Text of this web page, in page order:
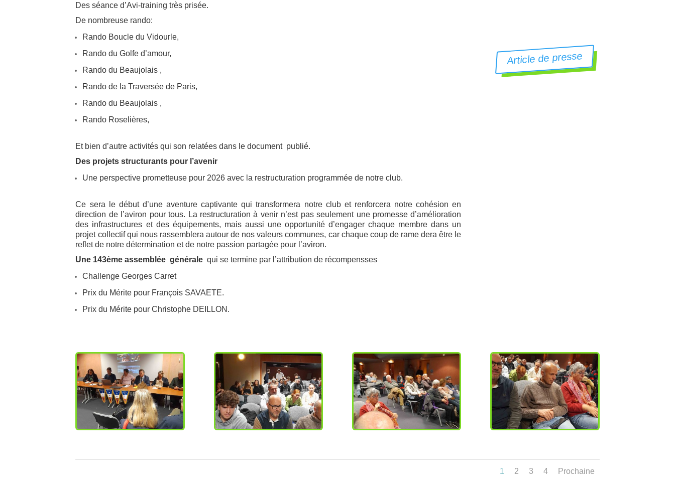
Des séance d’Avi-training très prisée.
De nombreuse rando:
Rando Boucle du Vidourle,
Rando du Golfe d’amour,
Rando du Beaujolais ,
Rando de la Traversée de Paris,
Rando du Beaujolais ,
Rando Roselières,
Et bien d’autre activités qui son relatées dans le document publié.
Des projets structurants pour l’avenir
Une perspective prometteuse pour 2026 avec la restructuration programmée de notre club.
Ce sera le début d’une aventure captivante qui transformera notre club et renforcera notre cohésion en
direction de l’aviron pour tous. La restructuration à venir n’est pas seulement une promesse d’amélioration
des infrastructures et des équipements, mais aussi une opportunité d’engager chaque membre dans un
projet collectif qui nous rassemblera autour de nos valeurs communes, car chaque coup de rame dera être le
reflet de notre détermination et de notre passion partagée pour l’aviron.
Une 143ème assemblée générale qui se termine par l’attribution de récompensses
Challenge Georges Carret
Prix du Mérite pour François SAVAETE.
Prix du Mérite pour Christophe DEILLON.
Article de presse
1 2 3 4 Prochaine